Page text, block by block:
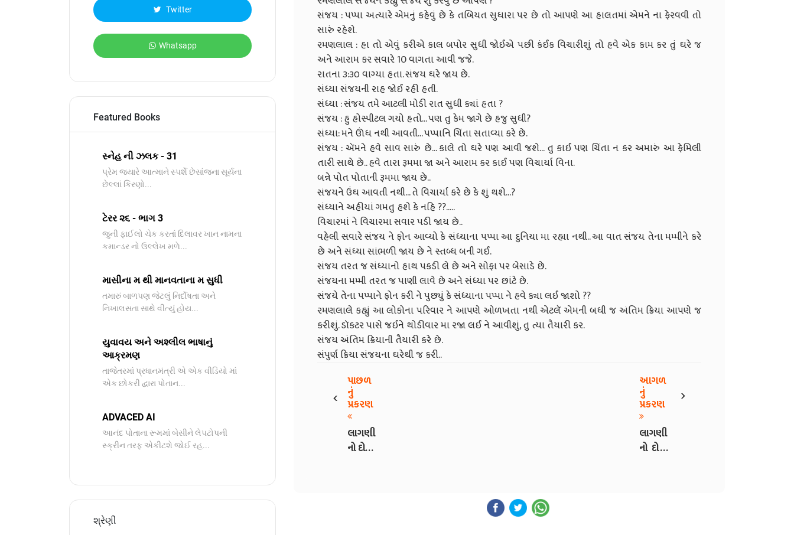
Twitter
Whatsapp
Featured Books
સ્નેહ ની ઝલક - 31
પ્રેમ જ્યારે આત્માને સ્પર્શે છેસાંજના સૂર્યના
છેલ્લાં કિરણો...
ટેરર ૨૬ - ભાગ 3
જુની ફાઈલો ચેક કરતાં દિલાવર ખાન નામના
કમાન્ડર નો ઉલ્લેખ મળે...
માસીના મ થી માનવતાના મ સુધી
તમારું બાળપણ જેટલું નિર્દોષતા અને
નિખાલસતા સાથે વીત્યું હોય...
યુવાવય અને અશ્લીલ ભાષાનું
આક્રમણ
તાજેતરમાં પ્રધાનમંત્રી એ એક વીડિયો માં
એક છોકરી દ્વારા પોતાન...
ADVACED AI
આનંદ પોતાના રૂમમાં બેસીને લેપટોપની
સ્ક્રીન તરફ એકીટશે જોઈ રહ...
શ્રેણી
સંજય : પપ્પા અત્યારે એમનું કહેવું છે કે તબિયત સુધારા પર છે તો આપણે આ હાલતમાં એમને ના ફેરવવી તો
સારું રહેશે.
રમણલાલ : હા તો એવું કરીએ કાલ બપોર સુધી જોઈએ પછી કંઈક વિચારીશું તો હવે એક કામ કર તું ઘરે જ
અને આરામ કર સવારે 10 વાગતા આવી જજે.
રાતના ૩:૩૦ વાગ્યા હતા. સંજય ઘરે જાય છે.
સંધ્યા સંજયની રાહ જોઈ રહી હતી.
સંધ્યા : સંજય તમે આટલી મોડી રાત સુધી ક્યાં હતા ?
સંજય : હુ હોસ્પીટલ ગયો હતો... પણ તુ કેમ જાગે છે હજુ સુધી?
સંધ્યા: મને ઊંધ નથી આવતી... પપ્પાનિ ચિંતા સતાવ્યા કરે છે.
સંજય : ઍમને હવે સાવ સારું છે... કાલે તો ઘરે પણ આવી જશે... તુ કાઈ પણ ચિંતા ન કર અમારું આ ફેમિલી
તારી સાથે છે.. હવે તારા રૂમમા જા અને આરામ કર કાઈ પણ વિચાર્યા વિના.
બન્ને પોત પોતાની રૂમમા જાય છે..
સંજયને ઉંઘ આવતી નથી... તે વિચાર્યા કરે છે કે શું થશે...?
સંધ્યાને અહીયાં ગમતુ હશે કે નહિ ??.....
વિચારમાં ને વિચારમા સવાર પડી જાય છે..
વહેલી સવારે સંજય ને ફોન આવ્યો કે સંધ્યાના પપ્પા આ દુનિયા મા રહ્યા નથી.. આ વાત સંજય તેના મમ્મીને કરે
છે અને સંધ્યા સાંભળી જાય છે ને સ્તબ્ધ બની ગઈ.
સંજય તરત જ સંધ્યાનો હાથ પકડી લે છે અને સોફા પર બેસાડે છે.
સંજયના મમ્મી તરત જ પાણી લાવે છે અને સંધ્યા પર છાંટે છે.
સંજયે તેના પપ્પાને ફોન કરી ને પુછ્યું કે સંધ્યાના પપ્પા ને હવે ક્યા લઈ જાશો ??
રમણલાલે કહ્યું આ લોકોના પરિવાર ને આપણે ઓળખતા નથી એટલૅ એમની બધી જ અંતિમ ક્રિયા આપણે જ
કરીશું. ડૉકટર પાસે જઈને થોડીવાર મા રજા લઈ ને આવીશું, તુ ત્યા તૈયારી કર.
સંજય અંતિમ ક્રિયાની તૈયારી કરે છે.
સંપુર્ણ ક્રિયા સંજયના ઘરેથી જ કરી..
‹
પાછળ
નું
પ્રકરણ
લાગણી
નો દોર -
›
આગળ
નું
પ્રકરણ
લાગણી
નો દોર -